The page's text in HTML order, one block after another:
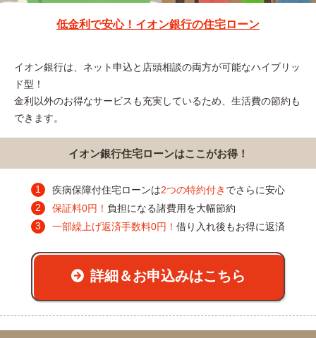
低金利で安心！イオン銀行の住宅ローン
イオン銀行は、ネット申込と店頭相談の両方が可能なハイブリッ
ド型！
金利以外のお得なサービスも充実しているため、生活費の節約も
できます。
イオン銀行住宅ローンはここがお得！
疾病保障付住宅ローンは2つの特約付き でさらに安心
保証料0円！ 負担になる諸費用を大幅節約
一部繰上げ返済手数料0円！ 借り入れ後もお得に返済
詳細＆お申込みはこちら